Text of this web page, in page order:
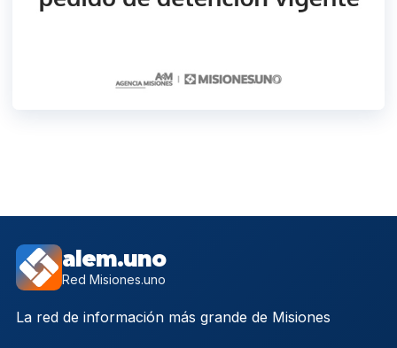
alem.uno
Red Misiones.uno
La red de información más grande de Misiones